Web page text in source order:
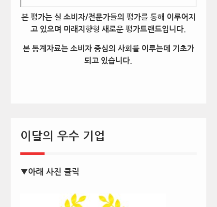
본 평가는 실 소비자/전문가들의 평가를 통해 이루어지
고 있으며 미래지향형 새로운 평가트랜드입니다.
본 통계자료는 소비자 중심의 사회를 이루는데 기초가
되고 있습니다.
이달의 우수 기업
▼아래 사진 클릭